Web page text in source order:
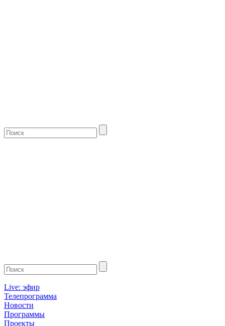
Live: эфир
Телепрограмма
Новости
Программы
Проекты